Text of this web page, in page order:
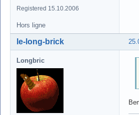
Registered 15.10.2006
Hors ligne
le-long-brick
Longbric